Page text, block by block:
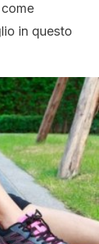
in questo